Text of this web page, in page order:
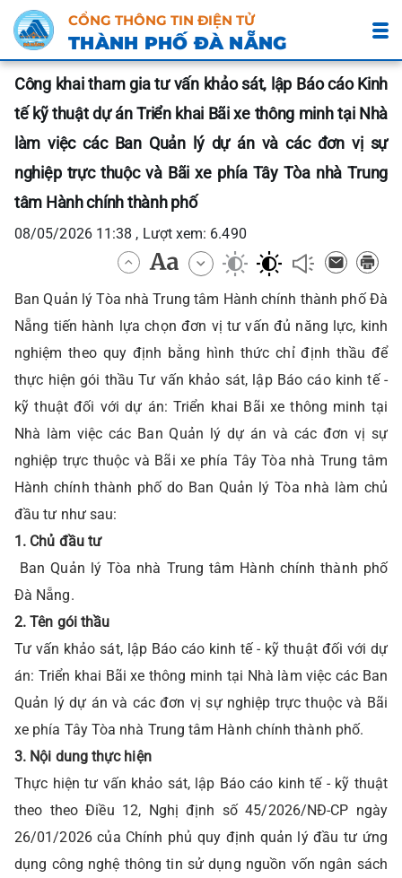
CỔNG THÔNG TIN ĐIỆN TỬ
THÀNH PHỐ ĐÀ NẴNG
Công khai tham gia tư vấn khảo sát, lập Báo cáo Kinh
tế kỹ thuật dự án Triển khai Bãi xe thông minh tại Nhà
làm việc các Ban Quản lý dự án và các đơn vị sự
nghiệp trực thuộc và Bãi xe phía Tây Tòa nhà Trung
tâm Hành chính thành phố
08/05/2026 11:38 , Lượt xem: 6.490
Ban Quản lý Tòa nhà Trung tâm Hành chính thành phố Đà
Nẵng tiến hành lựa chọn đơn vị tư vấn đủ năng lực, kinh
nghiệm theo quy định bằng hình thức chỉ định thầu để
thực hiện gói thầu Tư vấn khảo sát, lập Báo cáo kinh tế -
kỹ thuật đối với dự án: Triển khai Bãi xe thông minh tại
Nhà làm việc các Ban Quản lý dự án và các đơn vị sự
nghiệp trực thuộc và Bãi xe phía Tây Tòa nhà Trung tâm
Hành chính thành phố do Ban Quản lý Tòa nhà làm chủ
đầu tư như sau:
1. Chủ đầu tư
Ban Quản lý Tòa nhà Trung tâm Hành chính thành phố
Đà Nẵng.
2. Tên gói thầu
Tư vấn khảo sát, lập Báo cáo kinh tế - kỹ thuật đối với dự
án: Triển khai Bãi xe thông minh tại Nhà làm việc các Ban
Quản lý dự án và các đơn vị sự nghiệp trực thuộc và Bãi
xe phía Tây Tòa nhà Trung tâm Hành chính thành phố.
3. Nội dung thực hiện
Thực hiện tư vấn khảo sát, lập Báo cáo kinh tế - kỹ thuật
theo theo Điều 12, Nghị định số 45/2026/NĐ-CP ngày
26/01/2026 của Chính phủ quy định quản lý đầu tư ứng
dụng công nghệ thông tin sử dụng nguồn vốn ngân sách